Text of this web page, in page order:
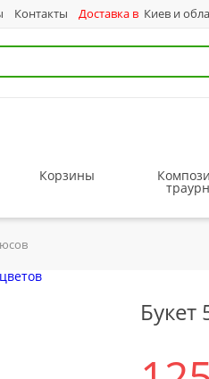
Контакты Доставка в Киев и
Корзины
Букет